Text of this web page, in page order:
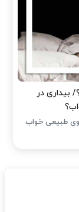
بیداری در
الگوی طبیعی خواب